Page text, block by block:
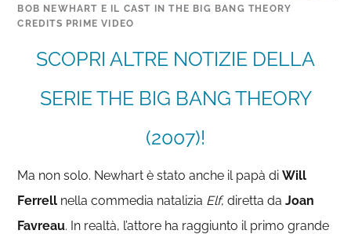
BOB NEWHART E IL CAST IN THE BIG BANG THEORY
CREDITS PRIME VIDEO
SCOPRI ALTRE NOTIZIE DELLA
SERIE THE BIG BANG THEORY
(2007)!
Ma non solo. Newhart è stato anche il papà diWill
Ferrell nella commedia natalizia Elf, diretta daJoan
Favreau. In realtà, l’attore ha raggiunto il primo grande